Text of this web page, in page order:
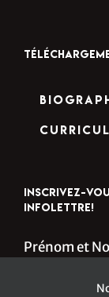
INSCRIVEZ-
INFOLETTRE!
Prénom et